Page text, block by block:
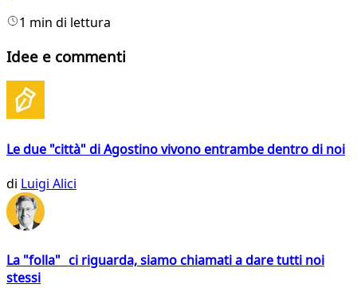
1 min di lettura
Idee e commenti
Le due "città" di Agostino vivono entrambe dentro di noi
di Luigi Alici
La "folla" ci riguarda, siamo chiamati a dare tutti noi
stessi